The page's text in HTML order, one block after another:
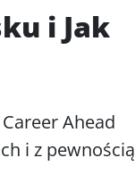
i Jak
Ahead
i z pewnością